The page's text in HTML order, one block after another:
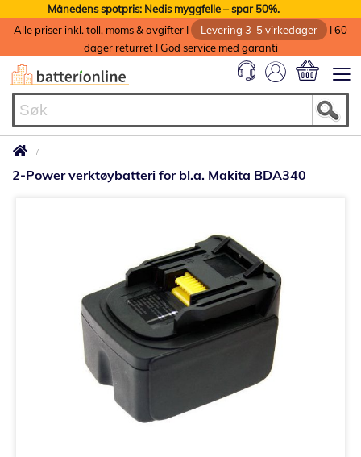
Månedens spotpris: Nedis myggfelle – spar 50%.
Alle priser inkl. toll, moms & avgifter I
Levering 3-5 virkedager
I 60
dager returret I God service med garanti
2-Power verktøybatteri for bl.a. Makita BDA340